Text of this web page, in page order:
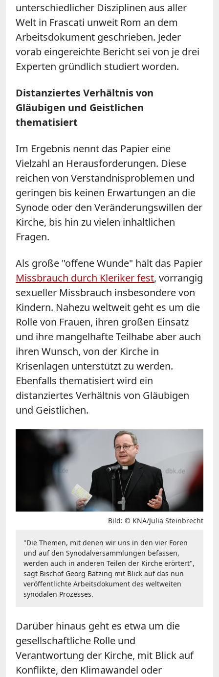
unterschiedlicher Disziplinen aus aller
Welt in Frascati unweit Rom an dem
Arbeitsdokument geschrieben. Jeder
vorab eingereichte Bericht sei von je drei
Experten gründlich studiert worden.
Distanziertes Verhältnis von
Gläubigen und Geistlichen
thematisiert
Im Ergebnis nennt das Papier eine
Vielzahl an Herausforderungen. Diese
reichen von Verständnisproblemen und
geringen bis keinen Erwartungen an die
Synode oder den Veränderungswillen der
Kirche, bis hin zu vielen inhaltlichen
Fragen.
Als große "offene Wunde" hält das Papier
Missbrauch durch Kleriker fest, vorrangig
sexueller Missbrauch insbesondere von
Kindern. Nahezu weltweit geht es um die
Rolle von Frauen, ihren großen Einsatz
und ihre mangelhafte Teilhabe aber auch
ihren Wunsch, von der Kirche in
Krisenlagen unterstützt zu werden.
Ebenfalls thematisiert wird ein
distanziertes Verhältnis von Gläubigen
und Geistlichen.
Bild: © KNA/Julia Steinbrecht
"Die Themen, mit denen wir uns in den vier Foren
und auf den Synodalversammlungen befassen,
werden auch in anderen Teilen der Kirche erörtert",
sagt Bischof Georg Bätzing mit Blick auf das nun
veröffentlichte Arbeitsdokument des weltweiten
synodalen Prozesses.
Darüber hinaus geht es etwa um die
gesellschaftliche Rolle und
Verantwortung der Kirche, mit Blick auf
Konflikte, den Klimawandel oder